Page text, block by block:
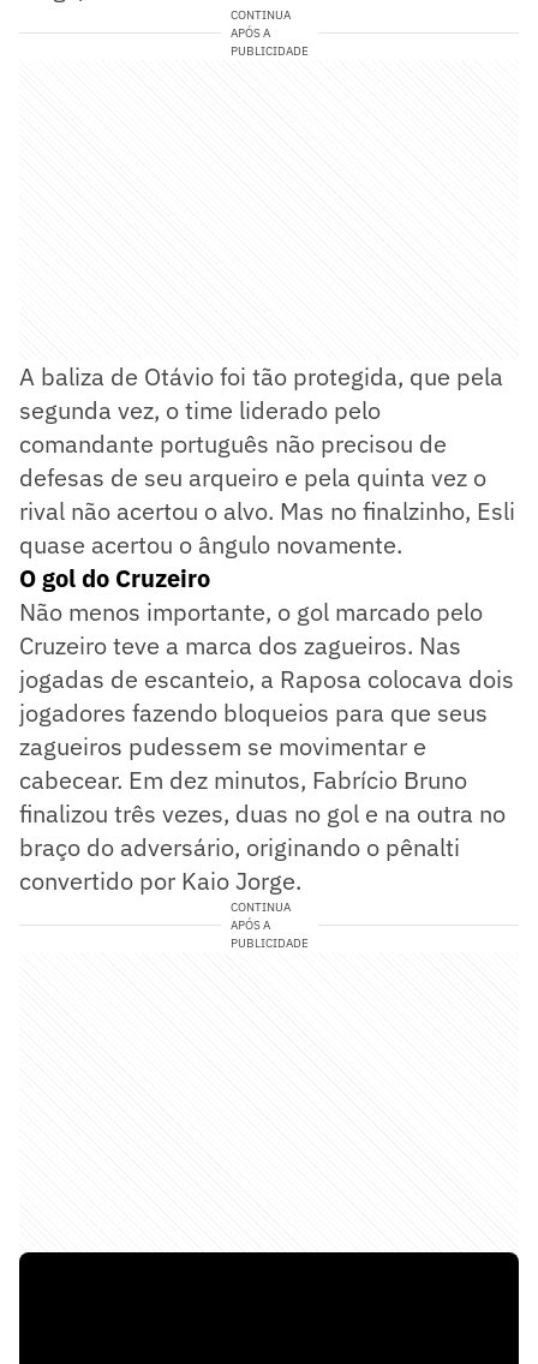
CONTINUA
APÓS A
PUBLICIDADE
A baliza de Otávio foi tão protegida, que pela
segunda vez, o time liderado pelo
comandante português não precisou de
defesas de seu arqueiro e pela quinta vez o
rival não acertou o alvo. Mas no finalzinho, Esli
quase acertou o ângulo novamente.
O gol do Cruzeiro
Não menos importante, o gol marcado pelo
Cruzeiro teve a marca dos zagueiros. Nas
jogadas de escanteio, a Raposa colocava dois
jogadores fazendo bloqueios para que seus
zagueiros pudessem se movimentar e
cabecear. Em dez minutos, Fabrício Bruno
finalizou três vezes, duas no gol e na outra no
braço do adversário, originando o pênalti
convertido por Kaio Jorge.
CONTINUA
APÓS A
PUBLICIDADE